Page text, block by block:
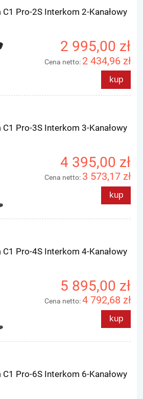
Pro-2S Interkom 2-Kanałowy
2 995,00 zł
Cena netto: 2 434,96 zł
kup
Pro-3S Interkom 3-Kanałowy
4 395,00 zł
Cena netto: 3 573,17 zł
kup
Pro-4S Interkom 4-Kanałowy
5 895,00 zł
Cena netto:4 792,68 zł
kup
Pro-6S Interkom 6-Kanałowy